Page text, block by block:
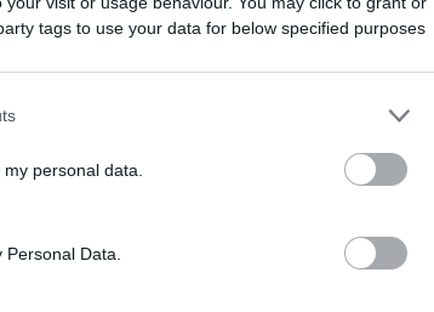
tags to use your data for below specified purposes
personal data.
Data.
를 접할 수 있습니다. 다재다능한 이 파는 거의 모
풍성한 수확을 선사합니다. 이 가이드에서는 쪽파
이 뿌리채소는 빨리 자라고 텃밭에서 갓 따 먹으
재배에 성공할 수 있습니다.
자세히 보기...